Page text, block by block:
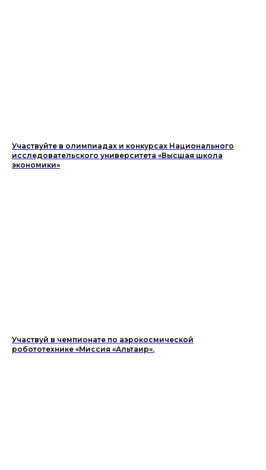
Участвуйте в олимпиадах и конкурсах Национального
исследовательского университета «Высшая школа
экономики»
Участвуй в чемпионате по аэрокосмической
робототехнике «Миссия «Альтаир».